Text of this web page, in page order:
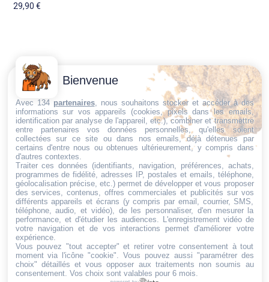
29,90€
Trouvez ce qu'il vous faut,
au bon endroit
Conditions
générales
de vente
Politique de
cookies
Politique de
confidentialité
Mentions
légales
Conditions de
retour et de
remboursement
Droit de
rétractation
Contactez-
Nous
Email:
dt@sasbms.fr
Bienvenue
Avec 134 partenaires, nous souhaitons stocker et accéder à des
informations sur vos appareils (cookies, pixels dans les emails,
identification par analyse de l'appareil, etc.), combiner et transmettre
entre partenaires vos données personnelles, qu'elles soient
collectées sur ce site ou dans nos emails, déjà détenues par
certains d'entre nous ou obtenues ultérieurement, y compris dans
d'autres contextes.
Traiter ces données (identifiants, navigation, préférences, achats,
programmes de fidélité, adresses IP, postales et emails, téléphone,
géolocalisation précise, etc.) permet de développer et vous proposer
des services, contenus, offres commerciales et publicités sur vos
différents appareils et écrans (y compris par email, courrier, SMS,
téléphone, audio, et vidéo), de les personnaliser, d'en mesurer la
performance, et d'étudier les audiences. L'enregistrement vidéo de
votre navigation et de vos interactions permet d'améliorer votre
expérience.
Vous pouvez "tout accepter" et retirer votre consentement à tout
moment via l'icône "cookie" . Vous pouvez aussi "paramétrer des
choix" détaillés et vous opposer aux traitements non soumis au
consentement. Vos choix sont valables pour 6 mois.